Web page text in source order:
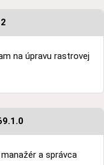
na úpravu rastrovej
a správca